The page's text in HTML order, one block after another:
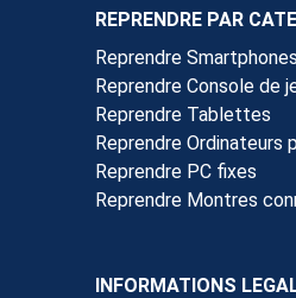
REPRENDRE PAR
Reprendre Smartphones
Reprendre Console de
Reprendre Tablettes
Reprendre Ordinateurs
Reprendre PC fixes
Reprendre Montres
INFORMATIONS